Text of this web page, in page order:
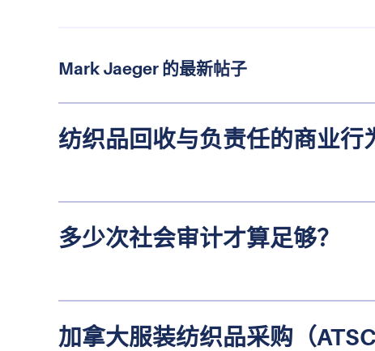
Mark Jaeger 的最新帖子
纺织品回收与负责任的商业行
多少次社会审计才算足够？
加拿大服装纺织品采购（